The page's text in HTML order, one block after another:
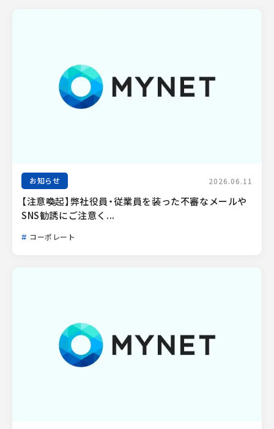
お知らせ 2026.06.11
【注意喚起】弊社役員・従業員を装った不審なメールや
SNS勧誘にご注意く...
コーポレート